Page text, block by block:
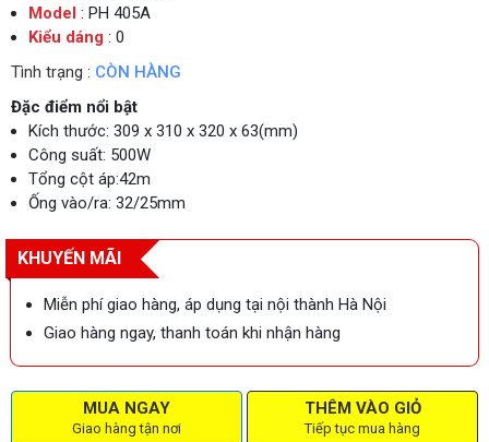
Model : PH 405A
Kiểu dáng : 0
Tình trạng : CÒN HÀNG
Đặc điểm nổi bật
Kích thước: 309 x 310 x 320 x 63(mm)
Công suất: 500W
Tổng cột áp:42m
Ống vào/ra: 32/25mm
KHUYẾN MÃI
Miễn phí giao hàng, áp dụng tại nội thành Hà Nội
Giao hàng ngay, thanh toán khi nhận hàng
MUA NGAY
Giao hàng tận nơi
THÊM VÀO GIỎ
Tiếp tục mua hàng